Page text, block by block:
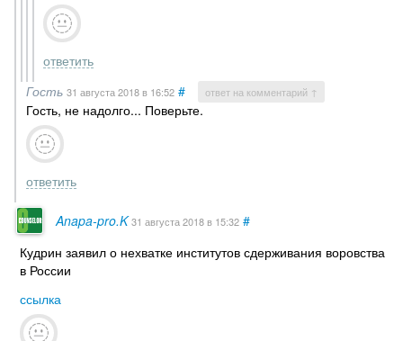
ответить
Гость 31 августа 2018в 16:52 # ответ на комментарий ↑
Гость, не надолго... Поверьте.
ответить
Anapa-pro.K 31 августа 2018в 15:32 #
Кудрин заявил о нехватке институтов сдерживания воровства
в России
ссылка